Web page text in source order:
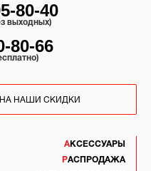
АКСЕССУАРЫ
РАСПРОДАЖА
80-40
выходных)
80-66
НАШИ СКИДКИ